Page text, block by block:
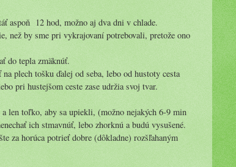
aspoň 12 hod, možno aj dva dni v chlade.
než by sme pri vykrajovaní potrebovali, pretože ono
do tepla zmäknúť.
plech tošku ďalej od seba, lebo od hustoty cesta
pri hustejšom ceste zase udržia svoj tvar.
len toľko, aby sa upiekli, (možno nejakých 6-9 min
ich stmavnúť, lebo zhorknú a budú vysušené.
za horúca potrieť dobre (dôkladne) rozšľahaným